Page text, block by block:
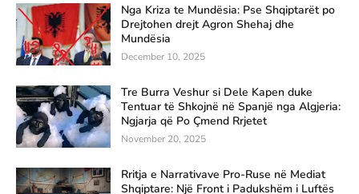
Nga Kriza te Mundësia: Pse Shqiptarët po
Drejtohen drejt Agron Shehaj dhe
Mundësia
December 10, 2025
Tre Burra Veshur si Dele Kapen duke
Tentuar të Shkojnë në Spanjë nga Algjeria:
Ngjarja që Po Çmend Rrjetet
November 20, 2025
Rritja e Narrativave Pro-Ruse në Mediat
Shqiptare: Një Front i Padukshëm i Luftës